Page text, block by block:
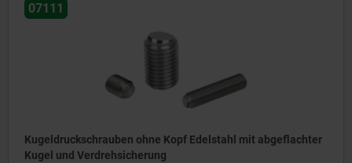
07111
Kugeldruckschrauben ohne Kopf Edelstahl mit abgeflachter
Kugel und Verdrehsicherung